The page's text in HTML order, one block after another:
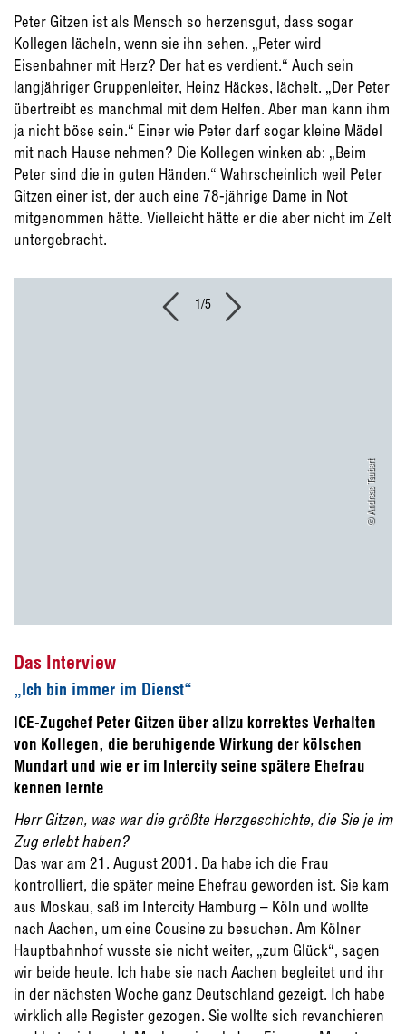
Peter Gitzen ist als Mensch so herzensgut, dass sogar
Kollegen lächeln, wenn sie ihn sehen. „Peter wird
Eisenbahner mit Herz? Der hat es verdient.“ Auch sein
langjähriger Gruppenleiter, Heinz Häckes, lächelt. „Der Peter
übertreibt es manchmal mit dem Helfen. Aber man kann ihm
ja nicht böse sein.“ Einer wie Peter darf sogar kleine Mädel
mit nach Hause nehmen? Die Kollegen winken ab: „Beim
Peter sind die in guten Händen.“ Wahrscheinlich weil Peter
Gitzen einer ist, der auch eine 78-jährige Dame in Not
mitgenommen hätte. Vielleicht hätte er die aber nicht im Zelt
untergebracht.
© Andreas Taubert
1/5
Das Interview
„Ich bin immer im Dienst“
ICE-Zugchef Peter Gitzen über allzu korrektes Verhalten
von Kollegen, die beruhigende Wirkung der kölschen
Mundart und wie er im Intercity seine spätere Ehefrau
kennen lernte
Herr Gitzen, was war die größte Herzgeschichte, die Sie je im
Zug erlebt haben?
Das war am 21. August 2001. Da habe ich die Frau
kontrolliert, die später meine Ehefrau geworden ist. Sie kam
aus Moskau, saß im Intercity Hamburg – Köln und wollte
nach Aachen, um eine Cousine zu besuchen. Am Kölner
Hauptbahnhof wusste sie nicht weiter, „zum Glück“, sagen
wir beide heute. Ich habe sie nach Aachen begleitet und ihr
in der nächsten Woche ganz Deutschland gezeigt. Ich habe
wirklich alle Register gezogen. Sie wollte sich revanchieren